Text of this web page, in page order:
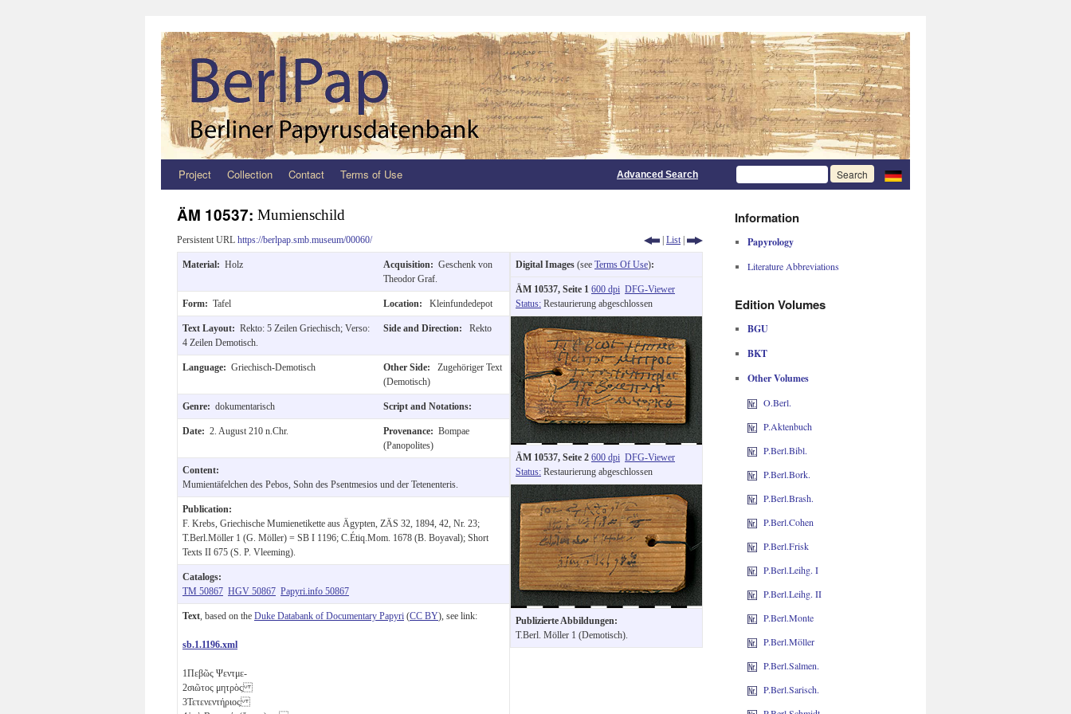
Zum
Inhalt
springen
Project Collection Contact Terms of Use Advanced Search
ÄM 10537: Mumienschild
Persistent URL https://berlpap.smb.museum/00060/ | List |
Material: Holz Acquisition: Geschenk von
Theodor Graf.
Form: Tafel Location: Kleinfundedepot
Text Layout: Rekto: 5 Zeilen Griechisch; Verso:
4 Zeilen Demotisch.
Side and Direction: Rekto
Language: Griechisch-Demotisch Other Side:
Zugehöriger Text
(Demotisch)
Genre: dokumentarisch Script and Notations:
Date: 2. August 210 n.Chr. Provenance: Bompae
(Panopolites)
Content:
Mumientäfelchen des Pebos, Sohn des Psentmesios und der Tetenenteris.
Publication:
F. Krebs, Griechische Mumienetikette aus Ägypten, ZÄS 32, 1894, 42, Nr. 23;
T.Berl.Möller 1 (G. Möller) = SB I 1196; C.Étiq.Mom. 1678 (B. Boyaval); Short
Texts II 675 (S. P. Vleeming).
Catalogs:
TM 50867 HGV 50867 Papyri.info 50867
Text , based on the Duke Databank of Documentary Papyri (CC BY), see link:
sb.1.1196.xml
1Πεβῶς Ψεντμε-
2σιῶτος μητρὸς
3Τετενεντήριος
Digital Images (see Terms Of Use):
ÄM 10537, Seite 1 600 dpi DFG-Viewer
Status: Restaurierung abgeschlossen
ÄM 10537, Seite 2 600 dpi DFG-Viewer
Status: Restaurierung abgeschlossen
Publizierte Abbildungen:
T.Berl. Möller 1 (Demotisch).
Information
Papyrology
Literature Abbreviations
Edition Volumes
BGU
BKT
Other Volumes
O.Berl.
P.Aktenbuch
P.Berl.Bibl.
P.Berl.Bork.
P.Berl.Brash.
P.Berl.Cohen
P.Berl.Frisk
P.Berl.Leihg. I
P.Berl.Leihg. II
P.Berl.Monte
P.Berl.Möller
P.Berl.Salmen.
P.Berl.Sarisch.